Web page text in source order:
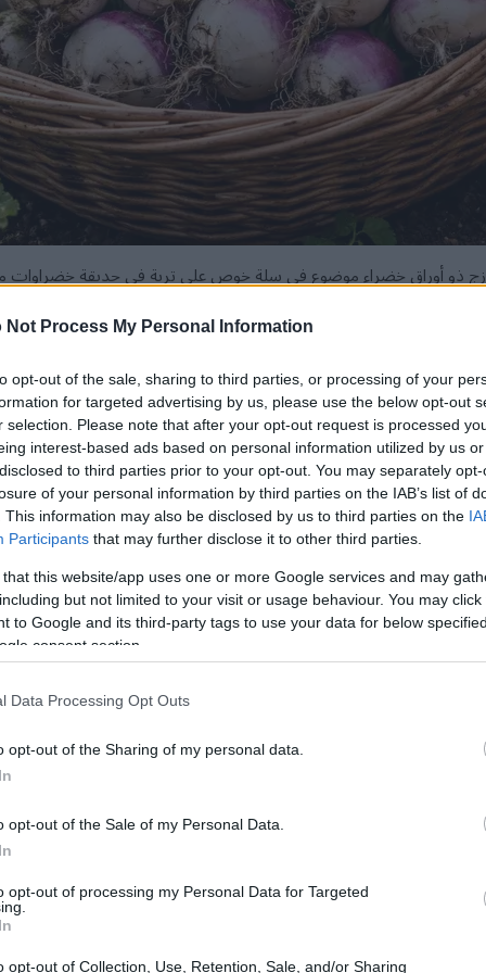
Not Process My Personal Information
opt-out of the sale, sharing to third parties, or processing of your
for targeted advertising by us, please use the below opt-out
selection. Please note that after your opt-out request is processed
interest-based ads based on personal information utilized by us
to third parties prior to your opt-out. You may separately
of your personal information by third parties on the IAB’s list of
This information may also be disclosed by us to third parties on the
Participants that may further disclose it to other third parties.
that this website/app uses one or more Google services and may
but not limited to your visit or usage behaviour. You may
to Google and its third-party tags to use your data for below
consent section.
Data Processing Opt Outs
opt-out of the Sharing of my personal data.
opt-out of the Sale of my Personal Data.
opt-out of processing my Personal Data for Targeted
opt-out of Collection, Use, Retention, Sale, and/or Sharing
ذو أوراق خضراء موضوع في سلة خوص على تربة في حديقة
انقر أو اضغط على الصورة لمزيد من المعلومات ودقة أعلى.
تصل هذه الخضراوات الجذرية سريعة النمو إلى حجم
الاستمتاع باللفت الطازج في فصلي الخريف والشتاء عندما تعاني
في مكونات التربة، وتجنب المبيدات الحشرية، والحصول على
أحلى وأكثر نكهة من الأنواع المشتراة من المتاجر.
الكرنب الأجعد وأنواع أخرى من الخضراوات الجذرية. ينمو جذر
للأكل ومغذيان للغاية.
السنين. نشأت في أوروبا وآسيا قبل أن تنتشر في جميع أنحاء العالم.
تتميز معظم الأصناف الشائعة بلب أبيض مع أكتاف أرجوانية. بعض
يُحصد في صغره يكون مذاقه أحلى وأكثر طراوة من اللفت الناضج.